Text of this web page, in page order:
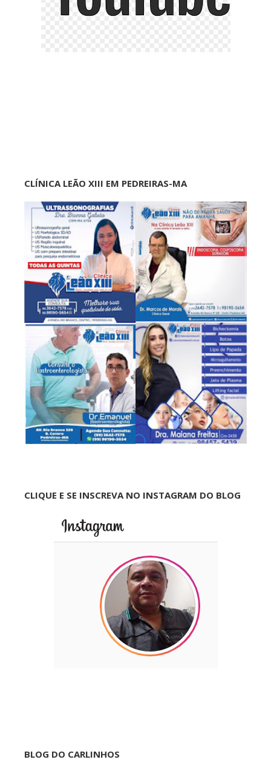
CLÍNICA LEÃO XIII EM PEDREIRAS-MA
CLIQUE E SE INSCREVA NO INSTAGRAM DO BLOG
BLOG DO CARLINHOS